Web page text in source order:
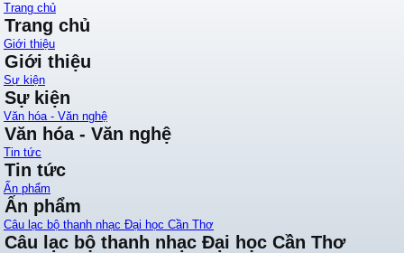
Trang chủ
Trang chủ
Giới thiệu
Giới thiệu
Sự kiện
Sự kiện
Văn hóa - Văn nghệ
Văn hóa - Văn nghệ
Tin tức
Tin tức
Ấn phẩm
Ấn phẩm
Câu lạc bộ thanh nhạc Đại học Cần Thơ
Câu lạc bộ thanh nhạc Đại học Cần Thơ